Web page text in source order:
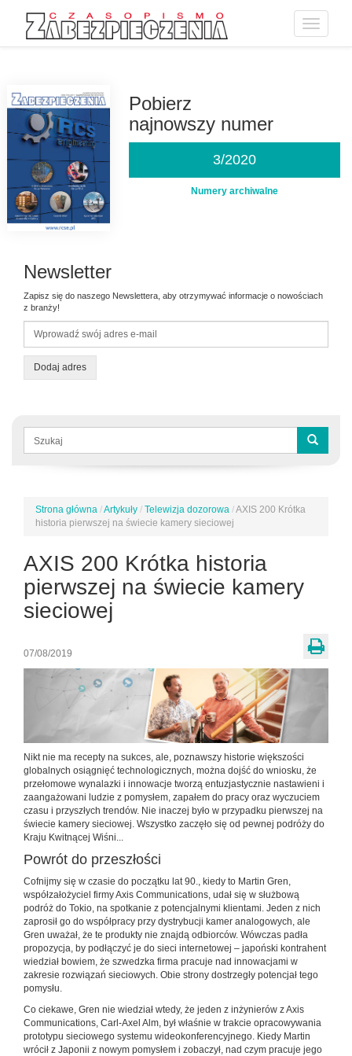
Toggle
Pobierz
najnowszy numer
3/2020
Numery archiwalne
Newsletter
Zapisz się do naszego Newslettera, aby otrzymywać informacje o nowościach
z branży!
Dodaj adres
Formularz
wyszukiwania
Jesteś
tutaj
Strona główna /Artykuły / Telewizja dozorowa /AXIS 200 Krótka
historia pierwszej na świecie kamery sieciowej
AXIS 200 Krótka historia
pierwszej na świecie kamery
sieciowej
07/08/2019
Nikt nie ma recepty na sukces, ale, poznawszy historie większości
globalnych osiągnięć technologicznych, można dojść do wniosku, że
przełomowe wynalazki i innowacje tworzą entuzjastycznie nastawieni i
zaangażowani ludzie z pomysłem, zapałem do pracy oraz wyczuciem
czasu i przyszłych trendów. Nie inaczej było w przypadku pierwszej na
świecie kamery sieciowej. Wszystko zaczęło się od pewnej podróży do
Kraju Kwitnącej Wiśni...
Powrót do przeszłości
Cofnijmy się w czasie do początku lat 90., kiedy to Martin Gren,
współzałożyciel firmy Axis Communications, udał się w służbową
podróż do Tokio, na spotkanie z potencjalnymi klientami. Jeden z nich
zaprosił go do współpracy przy dystrybucji kamer analogowych, ale
Gren uważał, że te produkty nie znajdą odbiorców. Wówczas padła
propozycja, by podłączyć je do sieci internetowej – japoński kontrahent
wiedział bowiem, że szwedzka firma pracuje nad innowacjami w
zakresie rozwiązań sieciowych. Obie strony dostrzegły potencjał tego
pomysłu.
Co ciekawe, Gren nie wiedział wtedy, że jeden z inżynierów z Axis
Communications, Carl-Axel Alm, był właśnie w trakcie opracowywania
prototypu sieciowego systemu wideokonferencyjnego. Kiedy Martin
wrócił z Japonii z nowym pomysłem i zobaczył, nad czym pracuje jego